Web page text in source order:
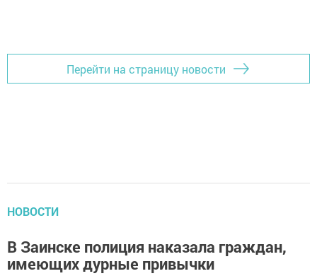
Перейти на страницу новости
НОВОСТИ
В Заинске полиция наказала граждан,
имеющих дурные привычки